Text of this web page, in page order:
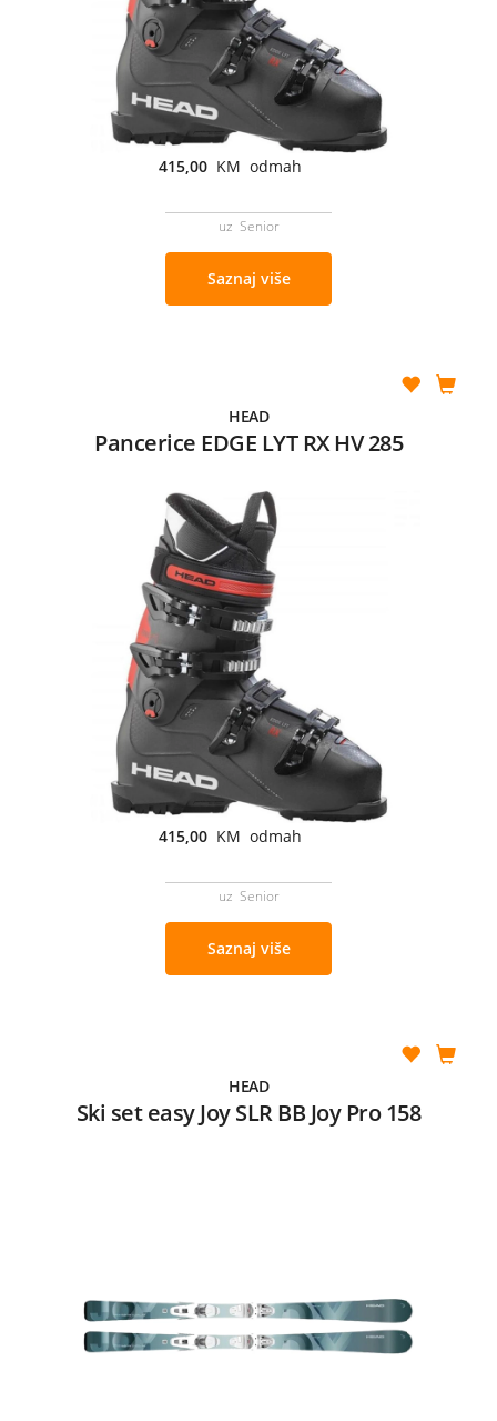
415,00 KM odmah
uz Senior
Saznaj više
HEAD
Pancerice EDGE LYT RX HV 285
415,00 KM odmah
uz Senior
Saznaj više
HEAD
Ski set easy Joy SLR BB Joy Pro 158